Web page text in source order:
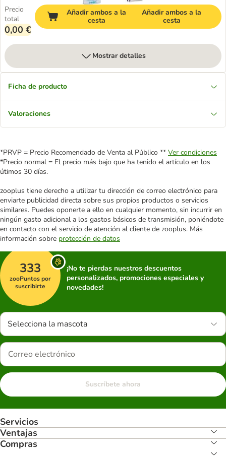
Precio
total
0,00 €
Añadir ambos a la
cesta
Añadir ambos a la
cesta
Mostrar detalles
Ficha de producto
Valoraciones
*PRVP = Precio Recomendado de Venta al Público ** Ver condiciones
*Precio normal = El precio más bajo que ha tenido el artículo en los
útimos 30 días.
zooplus tiene derecho a utilizar tu dirección de correo electrónico para
enviarte publicidad directa sobre sus propios productos o servicios
similares. Puedes oponerte a ello en cualquier momento, sin incurrir en
ningún gasto adicional a los gastos básicos de transmisión, poniéndote
en contacto con el servicio de atención al cliente de zooplus. Más
información sobre protección de datos
333
zooPuntos por
suscribirte
¡No te pierdas nuestros descuentos
personalizados, promociones especiales y
novedades!
Selecciona la mascota
Suscríbete ahora
Servicios
Ventajas
Compras